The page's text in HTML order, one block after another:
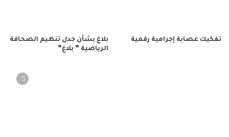
تفكيك عصابة إجرامية رقمية
بلاغ بشأن جدل تنظيم الصحافة
الرياضية ” بلاغ”